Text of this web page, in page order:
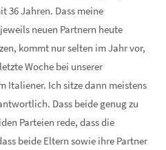
36 Jahren. Dass meine
neuen Partnern heute
kommt nur selten im Jahr vor,
Woche bei unserer
Italiener. Ich sitze dann meistens
Dass beide genug zu
Parteien rede, dass die
beide Eltern sowie ihre Partner